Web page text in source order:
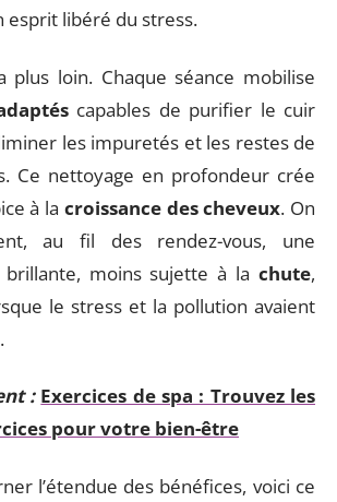
esprit libéré du stress.
plus loin. Chaque séance mobilise
capables de purifier le cuir
les impuretés et les restes de
Ce nettoyage en profondeur crée
à la croissance des cheveux. On
au fil des rendez-vous, une
brillante, moins sujette à la chute,
le stress et la pollution avaient
: Exercices de spa : Trouvez les
pour votre bien-être
l’étendue des bénéfices, voici ce